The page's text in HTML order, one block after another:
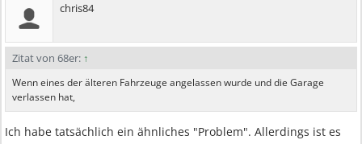
chris84
Zitat von 68er: ↑
Wenn eines der älteren Fahrzeuge angelassen wurde und die Garage
verlassen hat,
Ich habe tatsächlich ein ähnliches "Problem". Allerdings ist es